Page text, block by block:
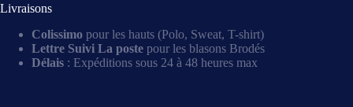
Livraisons
Colissimo pour les hauts (Polo, Sweat, T-shirt)
Lettre Suivi La poste pour les blasons Brodés
Délais : Expéditions sous 24 à 48 heures max